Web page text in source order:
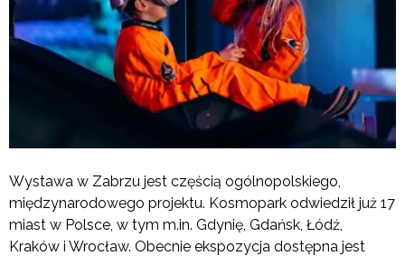
Wystawa w Zabrzu jest częścią ogólnopolskiego,
międzynarodowego projektu. Kosmopark odwiedził już 17
miast w Polsce, w tym m.in. Gdynię, Gdańsk, Łódź,
Kraków i Wrocław. Obecnie ekspozycja dostępna jest